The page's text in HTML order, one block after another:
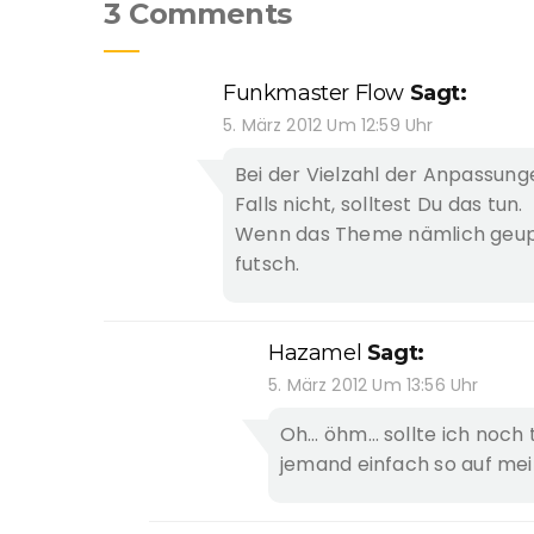
3 Comments
Funkmaster Flow Sagt:
5. März 2012 Um 12:59 Uhr
Bei der Vielzahl der
Falls nicht, solltest Du das tun.
Wenn das Theme nämlich
futsch.
Hazamel Sagt:
5. März 2012 Um 13:56 Uhr
Oh… öhm… sollte ich noch
jemand einfach so auf